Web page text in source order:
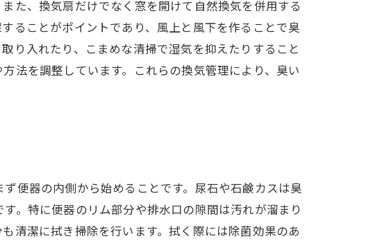
た、換気扇だけでなく窓を開けて自然換気を併用する
ることがポイントであり、風上と風下を作ることで臭
り入れたり、こまめな清掃で湿気を抑えたりすること
法を調整しています。これらの換気管理により、臭い
便器の内側から始めることです。尿石や石鹸カスは臭
。特に便器のリム部分や排水口の隙間は汚れが溜まり
清潔に拭き掃除を行います。拭く際には除菌効果のあ